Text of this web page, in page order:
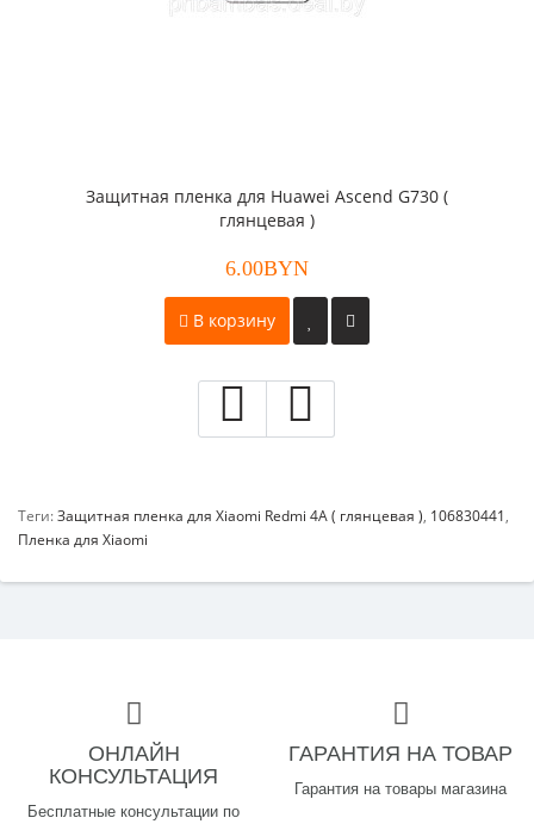
Защитная пленка для Huawei Ascend G730 (
глянцевая )
6.00BYN
В корзину
Теги:Защитная пленка для Xiaomi Redmi 4A ( глянцевая ), 106830441,
Пленка для Xiaomi
ОНЛАЙН
КОНСУЛЬТАЦИЯ
Бесплатные консультации по
ГАРАНТИЯ НА ТОВАР
Гарантия на товары магазина